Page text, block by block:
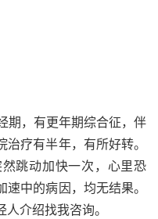
期，有更年期综合征，伴
疗有半年，有所好转。
跳动加快一次，心里恐
中的病因，均无结果。
介绍找我咨询。